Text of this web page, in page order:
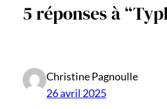
5 réponses à
Christine Pagnoulle
26 avril 2025